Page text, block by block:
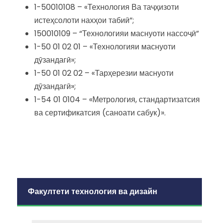
1-50010108 – «Технология Ва таҷҳизоти
истеҳсолоти нахҳои табиӣ”;
150010109 – “Технологияи маснуоти нассоҷӣ”
1-50 01 02 01 – «Технологияи маснуоти
дӯзандагӣ»;
1-50 01 02 02 – «Тарҳерезии маснуоти
дӯзандагӣ»;
1-54 01 0104 – «Метрология, стандартизатсия
ва сертификатсия (саноати сабук)».
Факултети технология ва дизайн